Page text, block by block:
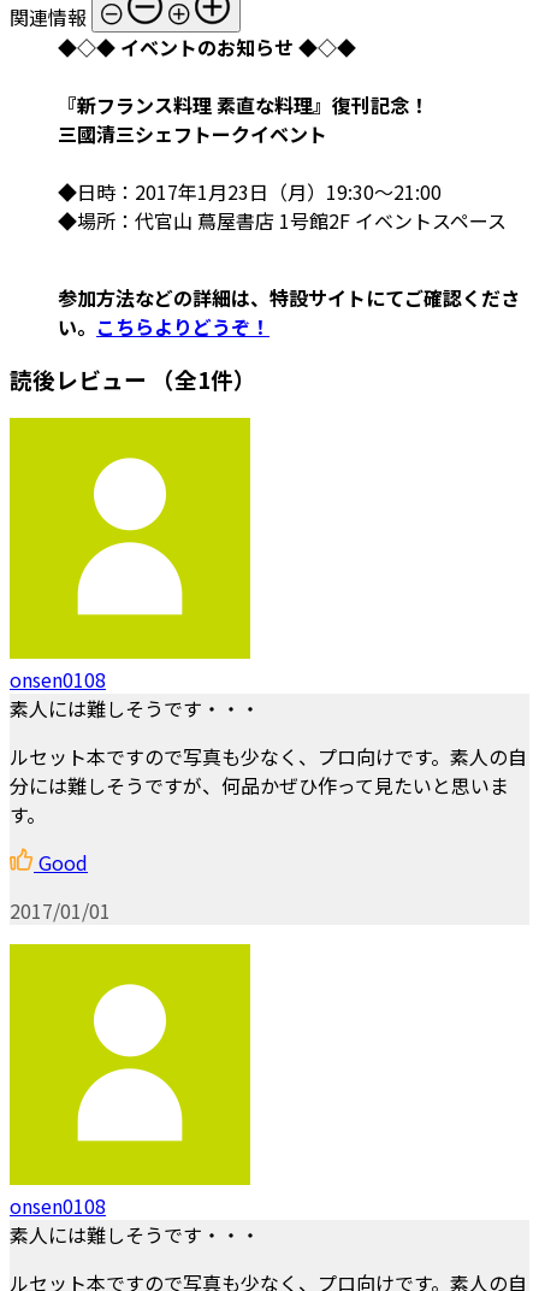
関連情報
◆◇◆ イベントのお知らせ ◆◇◆
『新フランス料理 素直な料理』復刊記念！
三國清三シェフトークイベント
◆日時：2017年1月23日（月）19:30～21:00
◆場所：代官山 蔦屋書店 1号館2F イベントスペース
参加方法などの詳細は、特設サイトにてご確認くださ
い。 こちらよりどうぞ！
読後レビュー （全1件）
onsen0108
素人には難しそうです・・・
ルセット本ですので写真も少なく、プロ向けです。素人の自
分には難しそうですが、何品かぜひ作って見たいと思いま
す。
Good
2017/01/01
onsen0108
素人には難しそうです・・・
ルセット本ですので写真も少なく、プロ向けです。素人の自